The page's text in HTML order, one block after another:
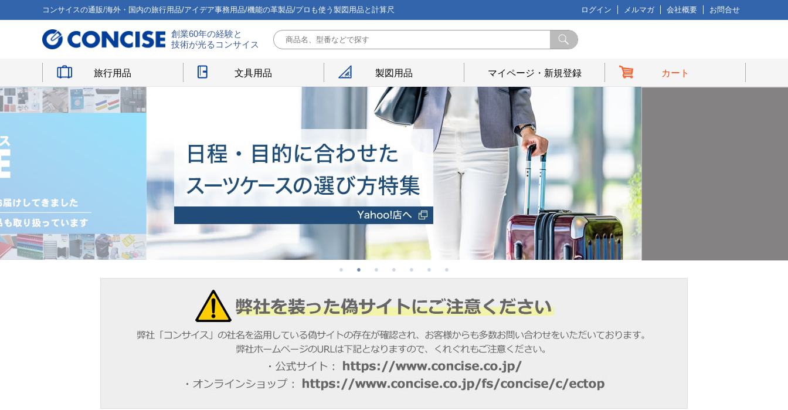
コンサイスの通販/海外・国内の旅行用品/アイデア事務用品/機能の革製品/プロも使う製図用品と計算尺 ログイン メルマガ 会社概要 お問合せ
創業60年の経験と
技術が光るコンサイス
旅行用品 文具用品 製図用品 マイページ・新規登録 カート